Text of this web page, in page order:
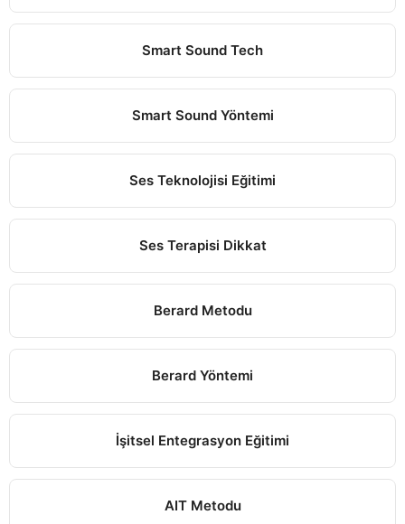
Smart Sound Tech
Smart Sound Yöntemi
Ses Teknolojisi Eğitimi
Ses Terapisi Dikkat
Berard Metodu
Berard Yöntemi
İşitsel Entegrasyon Eğitimi
AIT Metodu